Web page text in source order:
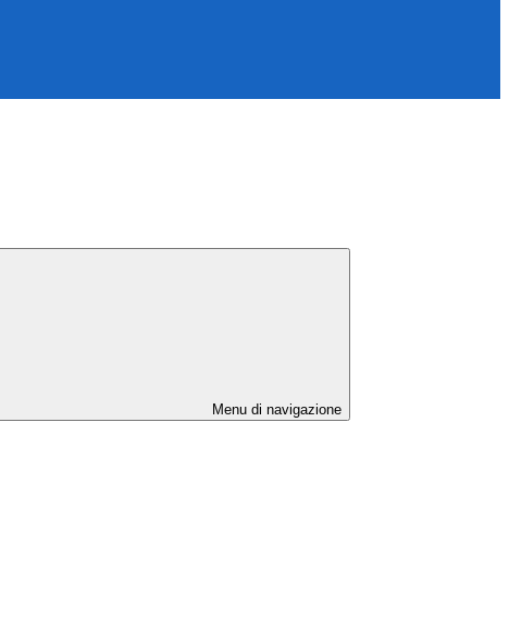
Menu di navigazione